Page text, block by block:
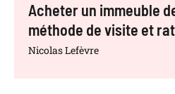
Acheter un immeuble
méthode de visite et
Nicolas Lefèvre